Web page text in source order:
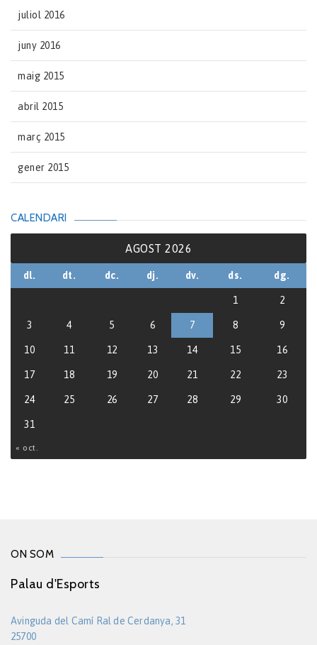
juliol 2016
juny 2016
maig 2015
abril 2015
març 2015
gener 2015
CALENDARI
AGOST 2026
dl. dt. dc. dj. dv. ds. dg.
« oct.
1 2
3 4 5 6 7 8 9
10 11 12 13 14 15 16
17 18 19 20 21 22 23
24 25 26 27 28 29 30
31
ON SOM
Palau d'Esports
Avinguda del Camí Ral de Cerdanya, 31
25700